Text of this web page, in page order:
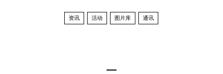
资讯 活动 图片库 通讯